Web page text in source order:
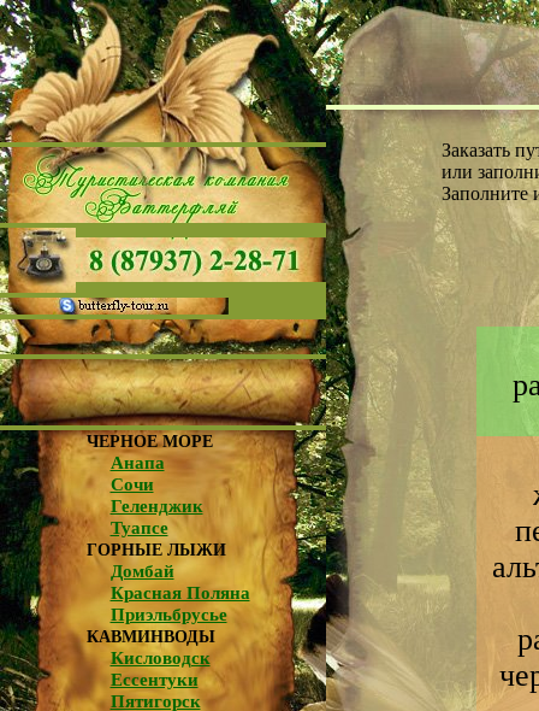
ЧЕРНОЕ МОРЕ
Анапа
Сочи
Геленджик
Туапсе
ГОРНЫЕ ЛЫЖИ
Домбай
Красная Поляна
Приэльбрусье
КАВМИНВОДЫ
Кисловодск
Ессентуки
Пятигорск
Заказать
или
Заполните